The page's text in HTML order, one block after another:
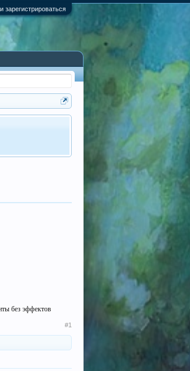
зарегистрироваться
без эффектов
#1